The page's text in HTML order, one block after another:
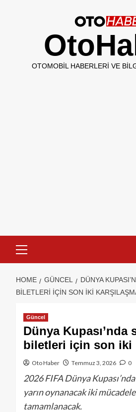
OTOMOBIL HABERLERI VE
HOME GÜNCEL
DÜNYA
BILETLERI IÇIN SON IKI
Güncel
Dünya Kupası’nda
biletleri için son iki
Oto Haber Temmuz 3, 2026 0
2026 FIFA Dünya
yarın oynanacak iki
tamamlanacak.